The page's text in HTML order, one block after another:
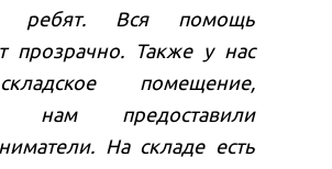
ребят. Вся помощь
прозрачно. Также у нас
помещение,
нам предоставили
На складе есть